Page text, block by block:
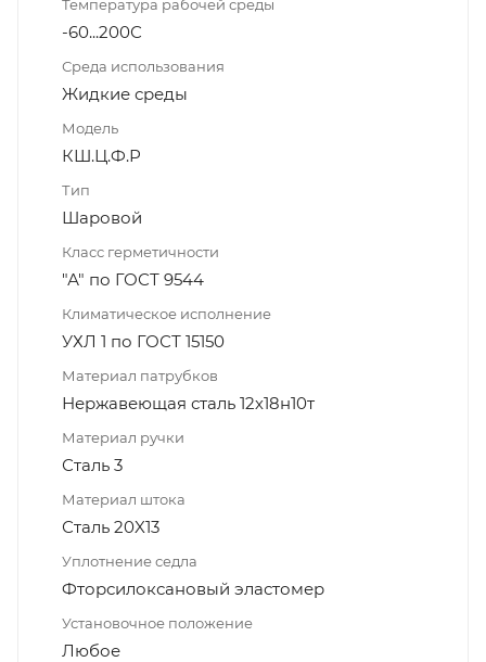
Температура рабочей среды
-60...200С
Среда использования
Жидкие среды
Модель
КШ.Ц.Ф.Р
Тип
Шаровой
Класс герметичности
"А" по ГОСТ 9544
Климатическое исполнение
УХЛ 1 по ГОСТ 15150
Материал патрубков
Нержавеющая сталь 12х18н10т
Материал ручки
Сталь 3
Материал штока
Сталь 20X13
Уплотнение седла
Фторсилоксановый эластомер
Установочное положение
Любое